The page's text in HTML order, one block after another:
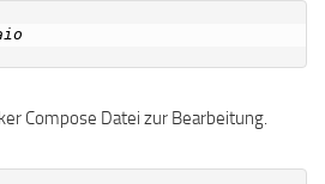
Compose Datei zur Bearbeitung.